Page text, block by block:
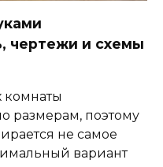
чертежи и схемы
комнаты
размерам, поэтому
не самое
вариант